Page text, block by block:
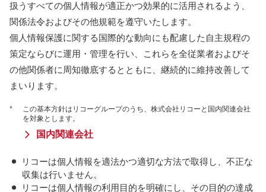
扱うすべての個人情報が適正かつ効果的に活用されるよう、
関係法令およびその他規範を遵守いたします。
個人情報保護に関する国際的な動向にも配慮した自主規程の
策定ならびに運用・管理を行い、これらを全従業者およびそ
の他関係者に周知徹底するとともに、継続的に維持改善して
まいります。
*
この基本方針はリコーグループのうち、株式会社リコーと国内関連会社
を対象とします。
国内関連会社
リコーは個人情報を適法かつ適切な方法で取得し、不正な
収集は行いません。
リコーは個人情報の利用目的を明確にし、その目的の達成